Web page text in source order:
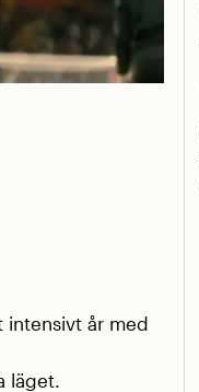
intensivt år med
läget.